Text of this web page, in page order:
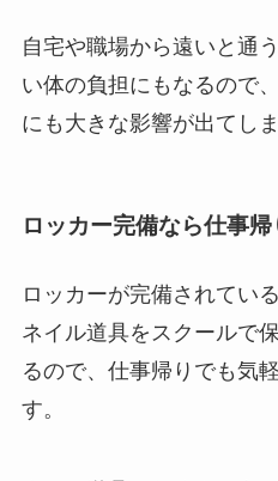
自宅や職場から遠いと通
い体の負担にもなるので
にも大きな影響が出てしま
ロッカー完備なら仕事
ロッカーが完備されてい
ネイル道具をスクールで
るので、仕事帰りでも気
す。